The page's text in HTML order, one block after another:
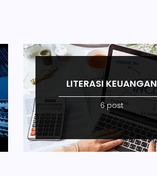
LITERASI KEUANGAN
6 post